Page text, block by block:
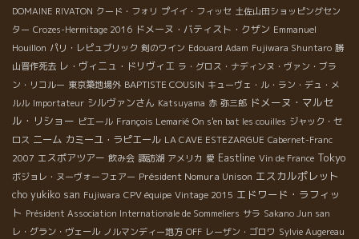
DOMAINE RIVATON クード・フォリ プイイ・フィッセ 土佐山田ショッピングセン
ター Crozes-Hermitage 2016 ドメーヌ・バティスト・クザン Emmanuel
Houillon パリ・レピュブリック 剣のワイン Edouard Adam Fujiwara Shuntaro 勝
山晋作死去 レ・ヴィニュ・ドリヴィエ ラ・グロス・ナディンヌ・ヴァン・ブラ
ン・リコルー 東京築地場外 BAPTISTE COUSIN キューヴェ・ル・ラン・デュ・メ
ルル Importateur シルヴァンさん Katsuyama 赤 弥三郎 ドメーヌ・マルセ
ル・リショー ピエール François Lemarié On s'en bat les couilles ジャック・セ
ロス ニーム カミーユ・ラピエール LA CAVE ESTEZARGUE Cabernet-Franc
2007 エスポアツアー 飲み会 諏訪湖 アメリカ 愛 Eastline Vin de France Tokyo
ボジョレ・ヌーヴォーフェアー Président Nomura Unison エスカルポレット
cho yukiko san Fujiwara CPV équipe Vintage 2015 エドワード・ラフィッ
ト Président Association Internationale de Sommeliers サラ Sakano Jun san
レ・グラン・ヴェール ノルマンディー地方 OFF レーザン・ゴロワ Sylvie Augereau